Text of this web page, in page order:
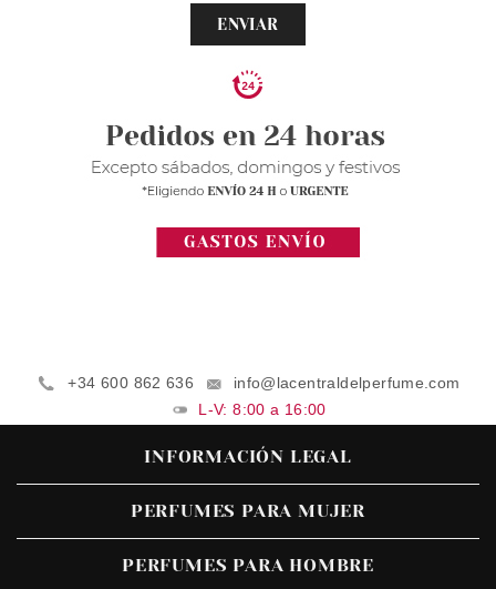
ENVIAR
+34 600 862 636
info@lacentraldelperfume.com
L-V: 8:00 a 16:00
INFORMACIÓN LEGAL
PERFUMES PARA MUJER
PERFUMES PARA HOMBRE